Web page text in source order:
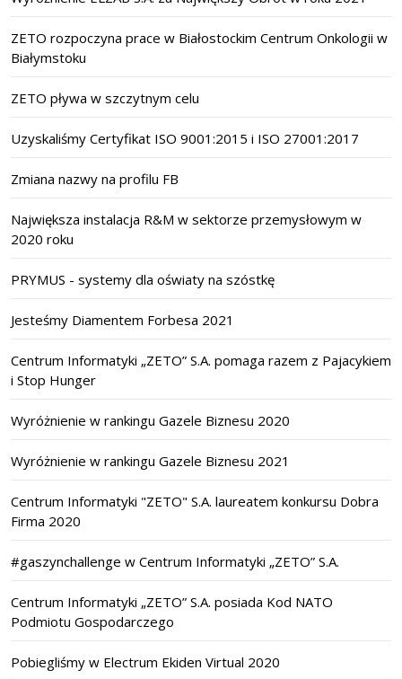
ZETO rozpoczyna prace w Białostockim Centrum Onkologii w
Białymstoku
ZETO pływa w szczytnym celu
Uzyskaliśmy Certyfikat ISO 9001:2015 i ISO 27001:2017
Zmiana nazwy na profilu FB
Największa instalacja R&M w sektorze przemysłowym w
2020 roku
PRYMUS - systemy dla oświaty na szóstkę
Jesteśmy Diamentem Forbesa 2021
Centrum Informatyki „ZETO” S.A. pomaga razem z Pajacykiem
i Stop Hunger
Wyróżnienie w rankingu Gazele Biznesu 2020
Wyróżnienie w rankingu Gazele Biznesu 2021
Centrum Informatyki "ZETO" S.A. laureatem konkursu Dobra
Firma 2020
#gaszynchallenge w Centrum Informatyki „ZETO” S.A.
Centrum Informatyki „ZETO” S.A. posiada Kod NATO
Podmiotu Gospodarczego
Pobiegliśmy w Electrum Ekiden Virtual 2020